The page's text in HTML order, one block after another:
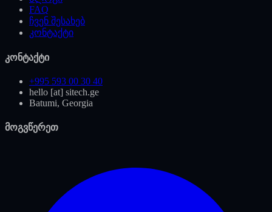
FAQ
ჩვენ შესახებ
კონტაქტი
კონტაქტი
+995 593 00 30 40
hello [at] sitech.ge
Batumi, Georgia
მოგვწერეთ